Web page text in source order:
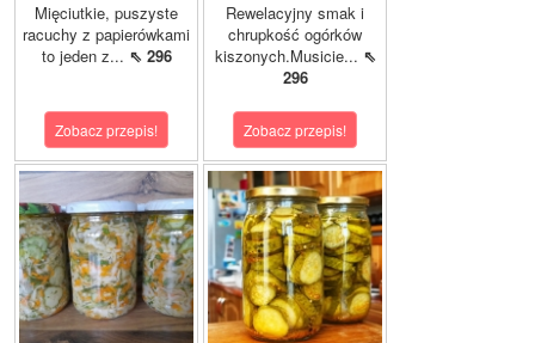
Mięciutkie, puszyste
racuchy z papierówkami
to jeden z... ⇖ 296
Zobacz przepis!
Rewelacyjny smak i
chrupkość ogórków
kiszonych.Musicie... ⇖
296
Zobacz przepis!